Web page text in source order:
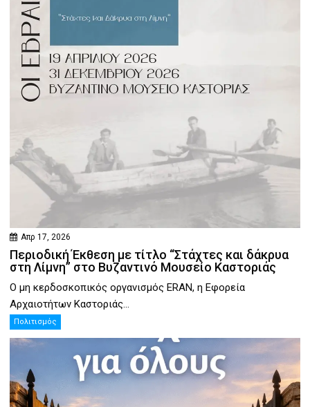
Απρ 17, 2026
Περιοδική Έκθεση με τίτλο “Στάχτες και δάκρυα
στη Λίμνη” στο Βυζαντινό Μουσείο Καστοριάς
Ο μη κερδοσκοπικός οργανισμός ERAN, η Εφορεία
Αρχαιοτήτων Καστοριάς...
Πολιτισμός